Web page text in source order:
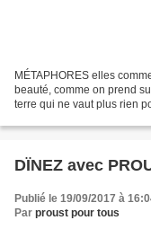
MÉTAPHORES elles
beauté, comme on prend
terre qui ne vaut plus rien
DÏNEZ avec
Publié le 19/09/2017 à
Par proust pour tous